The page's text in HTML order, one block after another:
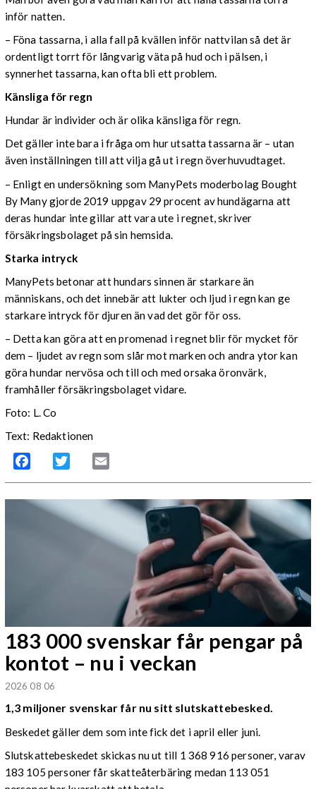
inför natten.
– Föna tassarna, i alla fall på kvällen inför nattvilan så det är
ordentligt torrt för långvarig väta på hud och i pälsen, i
synnerhet tassarna, kan ofta bli ett problem.
Känsliga för regn
Hundar är individer och är olika känsliga för regn.
Det gäller inte bara i fråga om hur utsatta tassarna är – utan
även inställningen till att vilja gå ut i regn överhuvudtaget.
– Enligt en undersökning som ManyPets moderbolag Bought
By Many gjorde 2019 uppgav 29 procent av hundägarna att
deras hundar inte gillar att vara ute i regnet, skriver
försäkringsbolaget på sin hemsida.
Starka intryck
ManyPets betonar att hundars sinnen är starkare än
människans, och det innebär att lukter och ljud i regn kan ge
starkare intryck för djuren än vad det gör för oss.
– Detta kan göra att en promenad i regnet blir för mycket för
dem – ljudet av regn som slår mot marken och andra ytor kan
göra hundar nervösa och till och med orsaka öronvärk,
framhåller försäkringsbolaget vidare.
Foto: L. Co
Text: Redaktionen
Facebook Twitter
183 000 svenskar får pengar på
kontot – nu i veckan
2026 08 06
1,3 miljoner svenskar får nu sitt slutskattebesked.
Beskedet gäller dem som inte fick det i april eller juni.
Slutskattebeskedet skickas nu ut till 1 368 916 personer, varav
183 105 personer får skatteåterbäring medan 113 051